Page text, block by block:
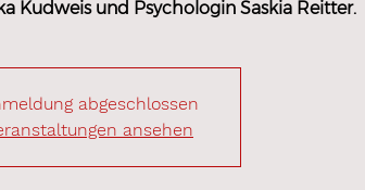
abgeschlossen
ansehen